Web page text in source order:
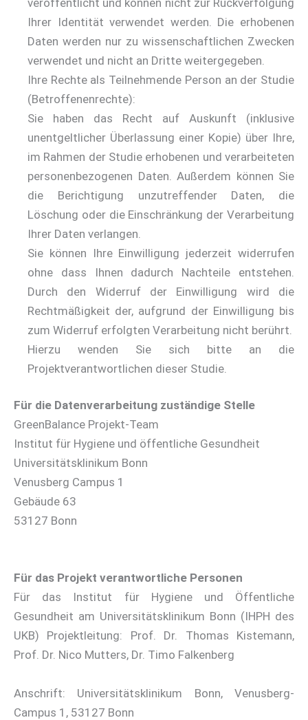
Ihrer Identität verwendet werden. Die erhobenen
Daten werden nur zu wissenschaftlichen Zwecken
verwendet und nicht an Dritte weitergegeben.
Ihre Rechte als Teilnehmende Person an der Studie
(Betroffenenrechte):
Sie haben das Recht auf Auskunft (inklusive
unentgeltlicher Überlassung einer Kopie) über Ihre,
im Rahmen der Studie erhobenen und verarbeiteten
personenbezogenen Daten. Außerdem können Sie
die Berichtigung unzutreffender Daten, die
Löschung oder die Einschränkung der Verarbeitung
Ihrer Daten verlangen.
Sie können Ihre Einwilligung jederzeit widerrufen
ohne dass Ihnen dadurch Nachteile entstehen.
Durch den Widerruf der Einwilligung wird die
Rechtmäßigkeit der, aufgrund der Einwilligung bis
zum Widerruf erfolgten Verarbeitung nicht berührt.
Hierzu wenden Sie sich bitte an die
Projektverantwortlichen dieser Studie.
Für die Datenverarbeitung zuständige Stelle
GreenBalance Projekt-Team
Institut für Hygiene und öffentliche Gesundheit
Universitätsklinikum Bonn
Venusberg Campus 1
Gebäude 63
53127 Bonn
Für das Projekt verantwortliche Personen
Für das Institut für Hygiene und Öffentliche
Gesundheit am Universitätsklinikum Bonn (IHPH des
UKB) Projektleitung: Prof. Dr. Thomas Kistemann,
Prof. Dr. Nico Mutters, Dr. Timo Falkenberg
Anschrift: Universitätsklinikum Bonn, Venusberg-
Campus 1, 53127 Bonn